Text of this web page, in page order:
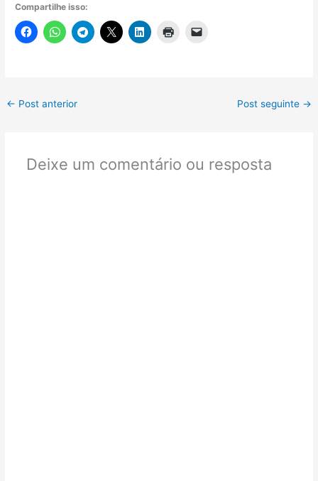
Compartilhe isso:
← Post anterior Post seguinte →
Deixe um comentário ou resposta